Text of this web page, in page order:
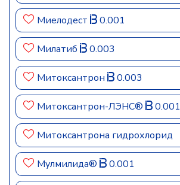
Миелодест 0.001
Милатиб 0.003
Митоксантрон 0.003
Митоксантрон-ЛЭНС® 0.001
Митоксантрона гидрохлорид
Мулмилида® 0.001